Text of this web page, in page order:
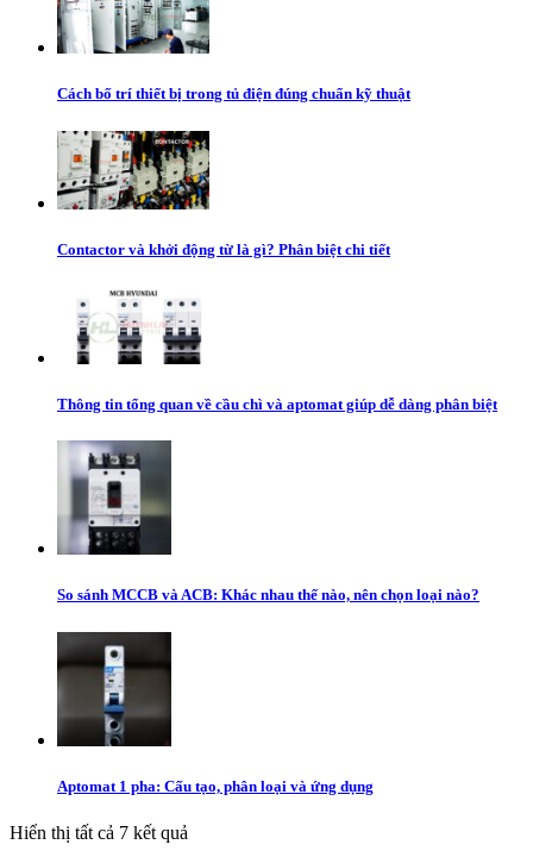
Cách bố trí thiết bị trong tủ điện đúng chuẩn kỹ thuật
Contactor và khởi động từ là gì? Phân biệt chi tiết
Thông tin tổng quan về cầu chì và aptomat giúp dễ dàng phân biệt
So sánh MCCB và ACB: Khác nhau thế nào, nên chọn loại nào?
Aptomat 1 pha: Cấu tạo, phân loại và ứng dụng
Hiển thị tất cả 7 kết quả